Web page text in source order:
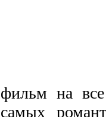
фильм на
самых